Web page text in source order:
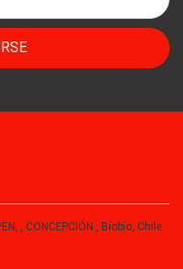
, CONCEPCIÓN , Biobío, Chile